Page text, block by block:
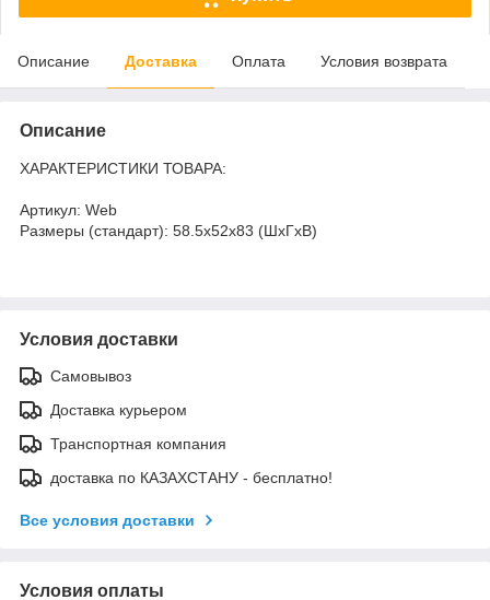
Описание Доставка Оплата Условия возврата
Описание
ХАРАКТЕРИСТИКИ ТОВАРА:
Артикул: Web
Размеры (стандарт): 58.5x52x83 (ШхГхВ)
Условия доставки
Самовывоз
Доставка курьером
Транспортная компания
доставка по КАЗАХСТАНУ - бесплатно!
Все условия доставки
Условия оплаты